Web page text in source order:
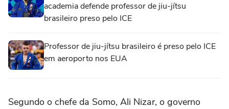
academia defende professor de jiu-jítsu
brasileiro preso pelo ICE
Professor de jiu-jítsu brasileiro é preso pelo ICE
em aeroporto nos EUA
Segundo ‌o chefe da Somo, Ali Nizar, o governo